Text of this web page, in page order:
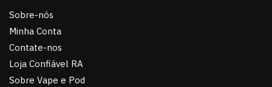
Sobre-nós
Minha Conta
Contate-nos
Loja Confiável RA
Sobre Vape e Pod